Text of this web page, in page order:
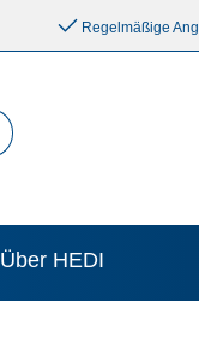
Regelmäßige
Über HEDI